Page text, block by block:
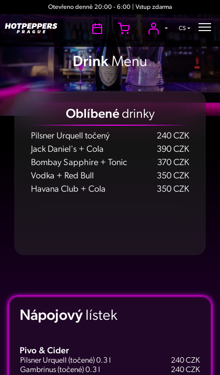
CS
Otevřeno denně 20:00 - 6:00 | Vstup zdarma
DrinkMenu
Oblíbenédrinky
Pilsner Urquell točený
240 CZK
Jack Daniel's + Cola
390 CZK
Bombay Sapphire + Tonic
370 CZK
Vodka + Red Bull
350 CZK
Havana Club + Cola
350 CZK
Nápojovýlístek
Pivo & Cider
Pilsner Urquell (točené) 0.3 l
240 CZK
Gambrinus (točené) 0.3 l
240 CZK